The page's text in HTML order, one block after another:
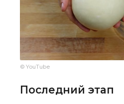
© YouTube
Последний этап